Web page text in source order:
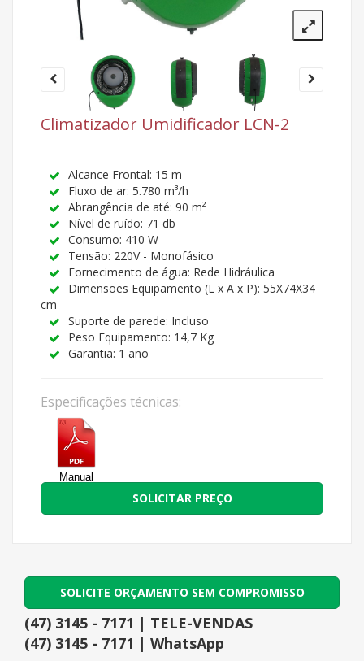
Climatizador Umidificador LCN-2
Alcance Frontal: 15 m
Fluxo de ar: 5.780 m³/h
Abrangência de até: 90 m²
Nível de ruído: 71 db
Consumo: 410 W
Tensão: 220V - Monofásico
Fornecimento de água: Rede Hidráulica
Dimensões Equipamento (L x A x P): 55X74X34
cm
Suporte de parede: Incluso
Peso Equipamento: 14,7 Kg
Garantia: 1 ano
Especificações técnicas:
Manual
SOLICITAR PREÇO
SOLICITE ORÇAMENTO SEM COMPROMISSO
(47) 3145 - 7171 | TELE-VENDAS
(47) 3145 - 7171 | WhatsApp